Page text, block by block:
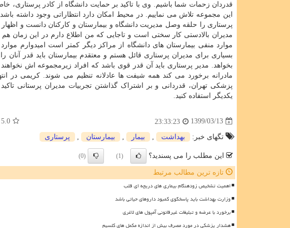
قدردان زحمات شما باشیم. وی با تاکید بر حمایت دانشگاه از کادر پرستاری،
این مجموعه تلاش می نماییم. در محیط امکان دارد انتظاراتی وجود داشته
پرستاری را حلقه وصل مدیریت دانشگاه و بیمارستان و کارکنان دانست و
مدیران بالادستی کار سختی است و تاجایی که من اطلاع دارم در این
موارد منفی بیمارستان های دانشگاه از مراکز دیگر کمتر است امیدوارم
بسیاری برای مدیران پرستاری قائل هستم و معتقدم بیمارستان باید قدر آنان
بخواهد. مدیر پرستاری باید آن قدر قوی باشد که افراد زیرمجموعه اش
مادرانه برخورد می کند همه شیفت ها عادلانه تنظیم می شوند. کریمی در
پزشکی تهران، قدردانی و بر اشتراک گذاشتن تجربیات مدیران پرستانی
یکدیگر استفاده کنید.
1399/03/13
23:33:23
5.0
تگهای خبر: بهداشت بیمار بیمارستان پرستاری
این مطلب را می پسندید؟ (1)
(0)
تازه ترین مطالب مرتبط
اهمیت تشخیص زودهنگام بیماری های دریچه ای قلب
وزارت بهداشت باید پاسخگوی کمبود داروهای حیاتی باشد
برخورد با عرضه و تبلیغات غیرقانونی آمپول های لاغری
هشدار پزشکی در مورد مصرف بیش از اندازه مکمل های کلسیم